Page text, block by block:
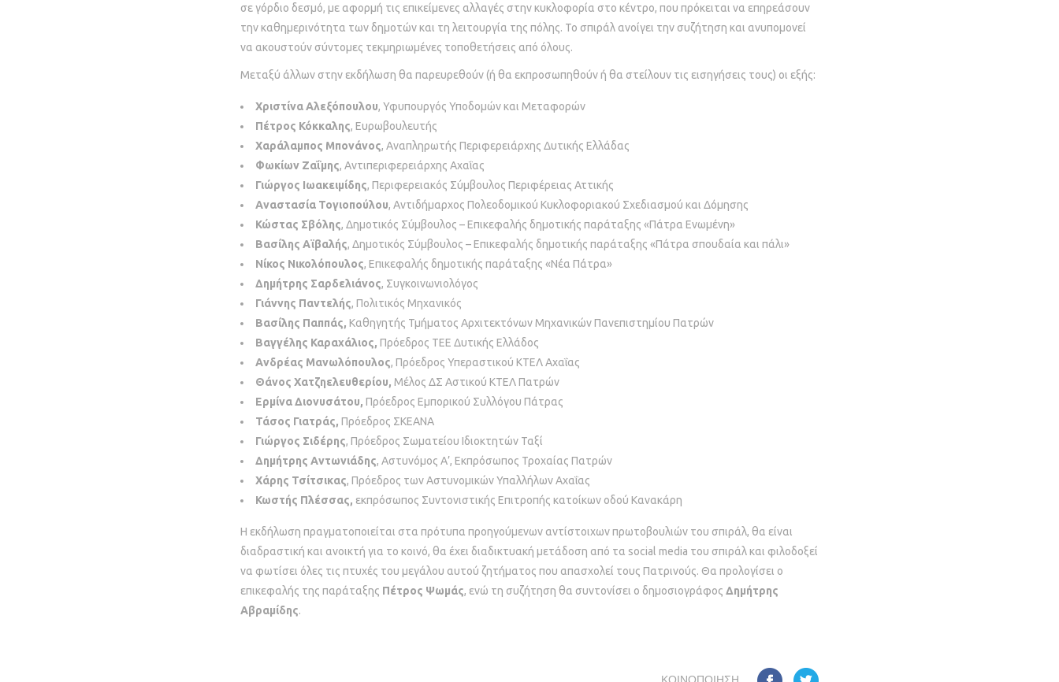
σε γόρδιο δεσμό, με αφορμή τις επικείμενες αλλαγές στην κυκλοφορία στο κέντρο, που πρόκειται να επηρεάσουν
την καθημερινότητα των δημοτών και τη λειτουργία της πόλης. Το σπιράλ ανοίγει την συζήτηση και ανυπομονεί
να ακουστούν σύντομες τεκμηριωμένες τοποθετήσεις από όλους.
Μεταξύ άλλων στην εκδήλωση θα παρευρεθούν (ή θα εκπροσωπηθούν ή θα στείλουν τις εισηγήσεις τους) οι εξής:
Χριστίνα Αλεξόπουλου, Υφυπουργός Υποδομών και Μεταφορών
Πέτρος Κόκκαλης, Ευρωβουλευτής
Χαράλαμπος Μπονάνος, Αναπληρωτής Περιφερειάρχης Δυτικής Ελλάδας
Φωκίων Ζαΐμης, Αντιπεριφερειάρχης Αχαΐας
Γιώργος Ιωακειμίδης, Περιφερειακός Σύμβουλος Περιφέρειας Αττικής
Αναστασία Τογιοπούλου, Αντιδήμαρχος Πολεοδομικού Κυκλοφοριακού Σχεδιασμού και Δόμησης
Κώστας Σβόλης, Δημοτικός Σύμβουλος – Επικεφαλής δημοτικής παράταξης «Πάτρα Ενωμένη»
Βασίλης Αϊβαλής, Δημοτικός Σύμβουλος – Επικεφαλής δημοτικής παράταξης «Πάτρα σπουδαία και πάλι»
Νίκος Νικολόπουλος, Επικεφαλής δημοτικής παράταξης «Νέα Πάτρα»
Δημήτρης Σαρδελιάνος, Συγκοινωνιολόγος
Γιάννης Παντελής, Πολιτικός Μηχανικός
Βασίλης Παππάς, Καθηγητής Τμήματος Αρχιτεκτόνων Μηχανικών Πανεπιστημίου Πατρών
Βαγγέλης Καραχάλιος, Πρόεδρος ΤΕΕ Δυτικής Ελλάδος
Ανδρέας Μανωλόπουλος, Πρόεδρος Υπεραστικού ΚΤΕΛ Αχαΐας
Θάνος Χατζηελευθερίου, Μέλος ΔΣ Αστικού ΚΤΕΛ Πατρών
Ερμίνα Διονυσάτου, Πρόεδρος Εμπορικού Συλλόγου Πάτρας
Τάσος Γιατράς, Πρόεδρος ΣΚΕΑΝΑ
Γιώργος Σιδέρης, Πρόεδρος Σωματείου Ιδιοκτητών Ταξί
Δημήτρης Αντωνιάδης, Αστυνόμος Α’, Εκπρόσωπος Τροχαίας Πατρών
Χάρης Τσίτσικας, Πρόεδρος των Αστυνομικών Υπαλλήλων Αχαΐας
Κωστής Πλέσσας, εκπρόσωπος Συντονιστικής Επιτροπής κατοίκων οδού Κανακάρη
Η εκδήλωση πραγματοποιείται στα πρότυπα προηγούμενων αντίστοιχων πρωτοβουλιών του σπιράλ, θα είναι
διαδραστική και ανοικτή για το κοινό, θα έχει διαδικτυακή μετάδοση από τα social media του σπιράλ και φιλοδοξεί
να φωτίσει όλες τις πτυχές του μεγάλου αυτού ζητήματος που απασχολεί τους Πατρινούς. Θα προλογίσει ο
επικεφαλής της παράταξης Πέτρος Ψωμάς, ενώ τη συζήτηση θα συντονίσει ο δημοσιογράφοςΔημήτρης
Αβραμίδης.